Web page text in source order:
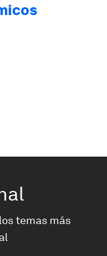
temas más